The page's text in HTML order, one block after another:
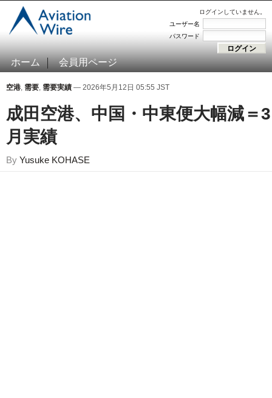
ログインしていません。
ユーザー名
パスワード
ホーム 会員用ページ
空港, 需要, 需要実績 — 2026年5月12日 05:55 JST
成田空港、中国・中東便大幅減＝3
月実績
By Yusuke KOHASE